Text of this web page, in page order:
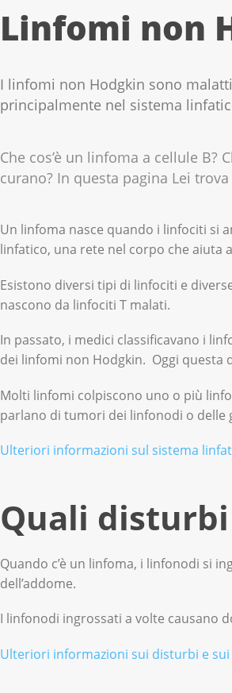
Linfomi non
I linfomi non Hodgkin sono
principalmente nel sistema
Che cos’è un linfoma a cellule B?
curano? In questa pagina Lei
Un linfoma nasce quando i linfociti si
linfatico, una rete nel corpo che aiuta
Esistono diversi tipi di linfociti e
nascono da linfociti T malati.
In passato, i medici classificavano i
dei linfomi non Hodgkin. Oggi questa
Molti linfomi colpiscono uno o più
parlano di tumori dei linfonodi o delle
Ulteriori informazioni sul sistema
Quali
Quando c’è un linfoma, i linfonodi si
dell’addome.
I linfonodi ingrossati a volte causano
Ulteriori informazioni sui disturbi e